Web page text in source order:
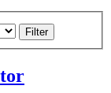
Filter